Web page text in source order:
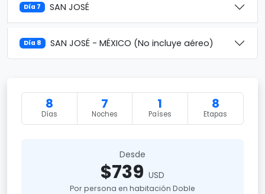
Día 7 SAN JOSÉ
Día 8 SAN JOSÉ - MÉXICO (No incluye aéreo)
8
Días
7
Noches
1
Países
8
Etapas
Desde
$739 USD
Por persona en habitación Doble